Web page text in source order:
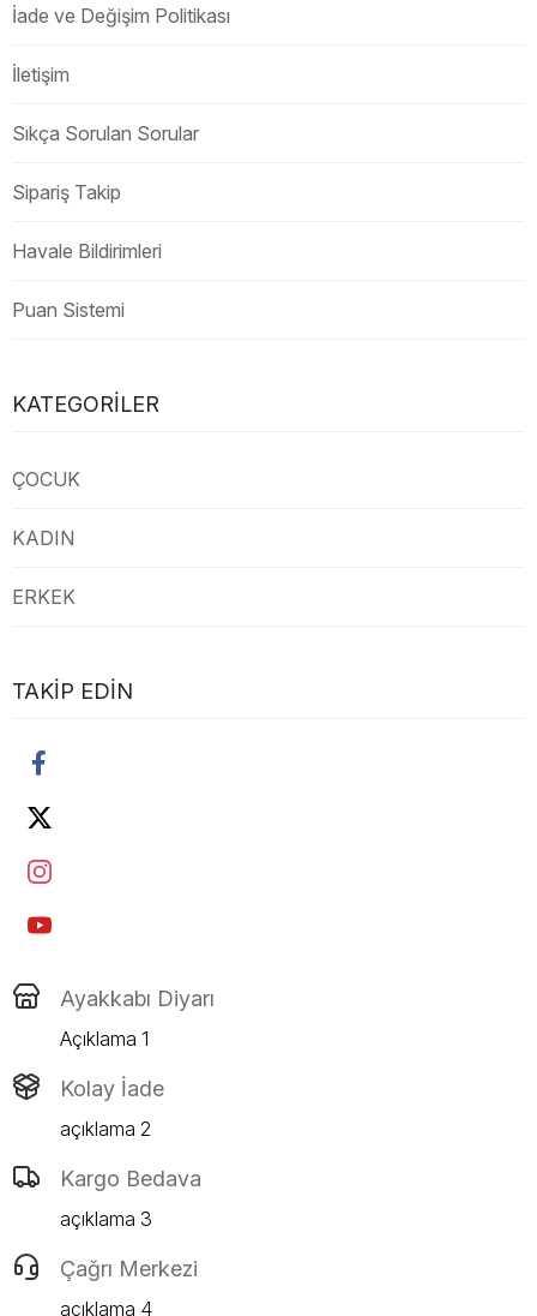
İade ve Değişim Politikası
İletişim
Sıkça Sorulan Sorular
Sipariş Takip
Havale Bildirimleri
Puan Sistemi
KATEGORILER
ÇOCUK
KADIN
ERKEK
TAKIP EDIN
Ayakkabı Diyarı
Açıklama 1
Kolay İade
açıklama 2
Kargo Bedava
açıklama 3
Çağrı Merkezi
açıklama 4